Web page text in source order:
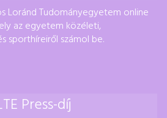
Loránd Tudományegyetem online
az egyetem közéleti,
sporthíreiről számol be.
Press-díj